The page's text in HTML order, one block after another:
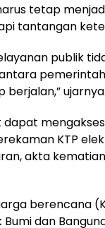
tetap
tantangan
publik
ujarnya.
KTP
akta
berencana
dan